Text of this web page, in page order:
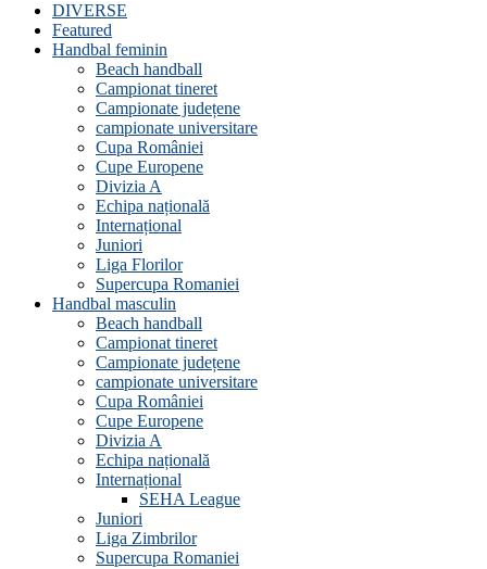
DIVERSE
Featured
Handbal feminin
Beach handball
Campionat tineret
Campionate județene
campionate universitare
Cupa României
Cupe Europene
Divizia A
Echipa națională
Internațional
Juniori
Liga Florilor
Supercupa Romaniei
Handbal masculin
Beach handball
Campionat tineret
Campionate județene
campionate universitare
Cupa României
Cupe Europene
Divizia A
Echipa națională
Internațional
SEHA League
Juniori
Liga Zimbrilor
Supercupa Romaniei